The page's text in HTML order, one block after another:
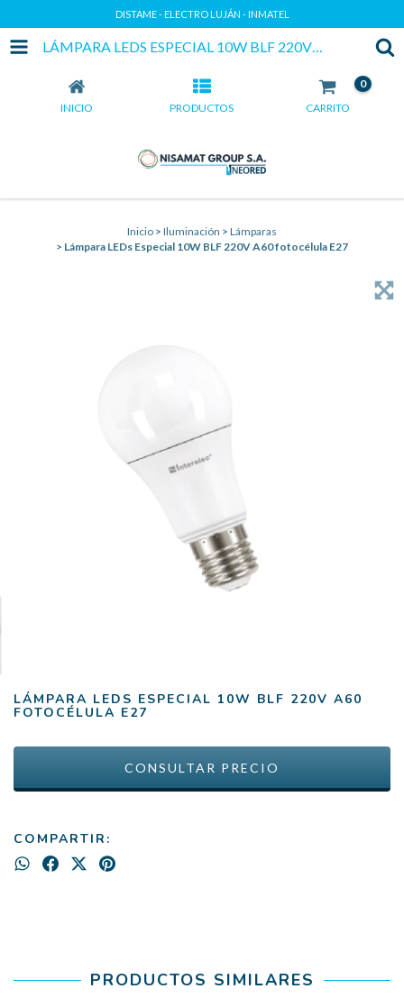
DISTAME - ELECTRO LUJÁN - INMATEL
LÁMPARA LEDS ESPECIAL 10W BLF 220V A60 FOTOCÉLULA E27
INICIO PRODUCTOS CARRITO
0
Inicio > Iluminación > Lámparas
> Lámpara LEDs Especial 10W BLF 220V A60 fotocélula E27
LÁMPARA LEDS ESPECIAL 10W BLF 220V A60
FOTOCÉLULA E27
COMPARTIR:
PRODUCTOS SIMILARES